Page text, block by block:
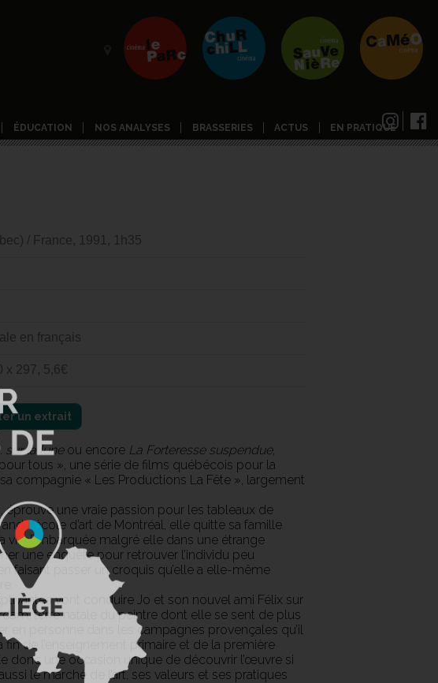
ÉDUCATION NOS ANALYSES BRASSERIES ACTUS EN PRATIQUE
/ France, 1991, 1h35
en français
x 297, 5,6€
un extrait
sur la luneou encore La Forteresse suspendue,
tous », une série de films québécois pour la
compagnie « Les Productions La Fête », largement
une vraie passion pour les tableaux de
école d’art de Montréal, elle quitte sa famille
vie. Embarquée malgré elle dans une étrange
une enquête pour retrouver l’individu peu
faisant passer un croquis qu’elle a elle-même
vont conduire Jo et son nouvel ami Félix sur
terre natale du peintre dont elle se sent de plus
en personne dans les campagnes provençales qu’il
fin de l’enseignement primaire et de la première
donc une occasion unique de découvrir l’œuvre si
le marché de l’art, ses valeurs et ses pratiques